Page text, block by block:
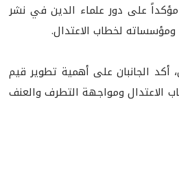
مؤكداً على دور علماء الدين في نشر
لخطاب الاعتدال.
أكد الجانبان على أهمية تطوير قيم
الاعتدال ومواجهة التطرف والعنف